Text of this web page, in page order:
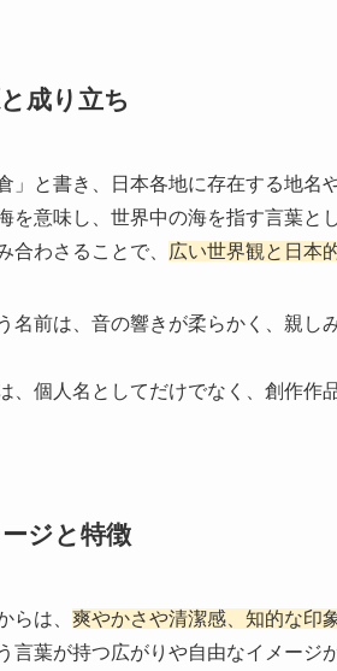
成り立ち
」と書き、日本各地に存在する地名
を意味し、世界中の海を指す言葉と
合わさることで、
広い世界観と日本
名前は、音の響きが柔らかく、親
、個人名としてだけでなく、創作作
ジと特徴
らは、 爽やかさや清潔感、知的な印
言葉が持つ広がりや自由なイメージ